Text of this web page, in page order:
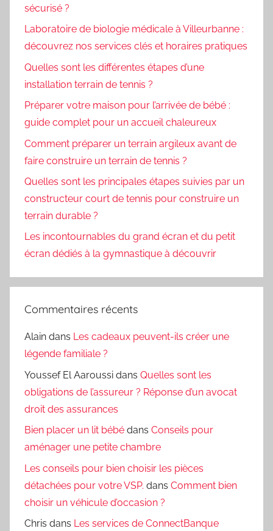
sécurisé ?
Laboratoire de biologie médicale à Villeurbanne :
découvrez nos services clés et horaires pratiques
Quelles sont les différentes étapes d’une
installation terrain de tennis ?
Préparer votre maison pour l’arrivée de bébé :
guide complet pour un accueil chaleureux
Comment préparer un terrain argileux avant de
faire construire un terrain de tennis ?
Quelles sont les principales étapes suivies par un
constructeur court de tennis pour construire un
terrain durable ?
Les incontournables du grand écran et du petit
écran dédiés à la gymnastique à découvrir
Commentaires récents
Alain dans Les cadeaux peuvent-ils créer une
légende familiale ?
Youssef El Aaroussi dans Quelles sont les
obligations de l’assureur ? Réponse d’un avocat
droit des assurances
Bien placer un lit bébé dans Conseils pour
aménager une petite chambre
Les conseils pour bien choisir les pièces
détachées pour votre VSP. dans Comment bien
choisir un véhicule d’occasion ?
Chris dans Les services de ConnectBanque